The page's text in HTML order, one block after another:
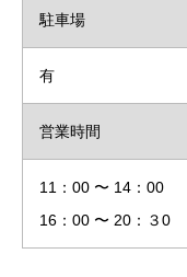
駐車場
有
営業時間
11：00 〜 14：00
16：00 〜 20：３0